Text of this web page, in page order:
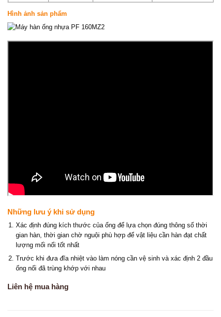
Hình ảnh sản phẩm
Những lưu ý khi sử dụng
Xác định đúng kích thước của ống để lựa chọn đúng thông số thời
gian hàn, thời gian chờ nguội phù hợp để vật liệu cần hàn đạt chất
lượng mối nối tốt nhất
Trước khi đưa đĩa nhiệt vào làm nóng cần vệ sinh và xác định 2 đầu
ống nối đã trùng khớp với nhau
Liên hệ mua hàng